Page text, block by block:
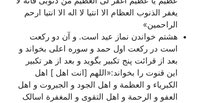
یغفر الذنوب العظام الا انت‏یا لا اله الا انت‏یا ارحم
الراحمین»
هشتم خواندن نماز عید است. و آن دو رکعت
است در رکعت اول حمد و سوره اعلى بخواند و
بعد از قرائت پنج تکبیر بگوید و بعد از هر تکبیر
این قنوت را بخواند:«اللهم [انت اهل ] اهل
الکبریاء و العظمة و اهل الجود و الجبروت و اهل
العفو و الرحمة و اهل التقوى و المغفرة اسالک